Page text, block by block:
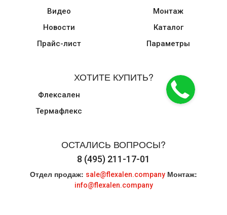
Видео
Новости
Прайс-лист
Монтаж
Каталог
Параметры
ХОТИТЕ КУПИТЬ?
Флексален
Термафлекс
ОСТАЛИСЬ ВОПРОСЫ?
8 (495) 211-17-01
Отдел продаж: sale@flexalen.company Монтаж:
info@flexalen.company